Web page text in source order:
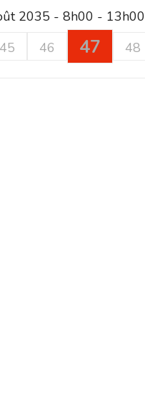
2035 - 8h00 - 13h00
45 46 47 48